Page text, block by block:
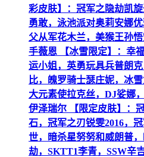
彩皮肤】：冠军之隐劫凯
勇敢，泳池派对奥莉安娜
父从军花木兰，美猴王孙
手薇恩 【冰雪限定】：幸
运小姐，英勇玩具兵普朗
比，魄罗骑士瑟庄妮，冰
大元素使拉克丝，DJ娑娜
伊泽瑞尔 【限定皮肤】：
石，冠军之刃锐雯2016，
世，暗杀星努努和威朗普
劫，SKTT1李青，SSW辛